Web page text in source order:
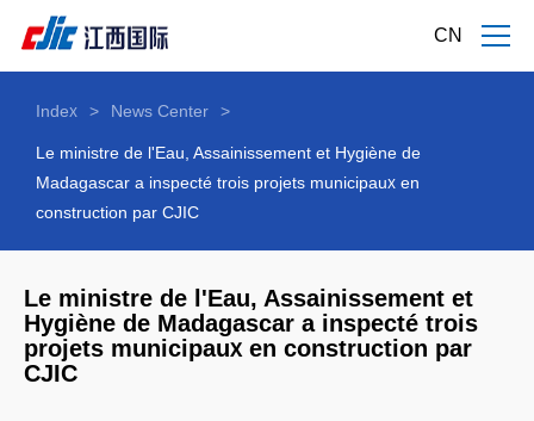
CN
Index > News Center >
Le ministre de l'Eau, Assainissement et Hygiène de
Madagascar a inspecté trois projets municipaux en
construction par CJIC
Le ministre de l'Eau, Assainissement et
Hygiène de Madagascar a inspecté trois
projets municipaux en construction par
CJIC